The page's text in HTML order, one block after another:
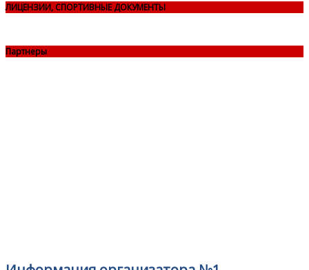
ЛИЦЕНЗИИ, СПОРТИВНЫЕ ДОКУМЕНТЫ
Партнеры